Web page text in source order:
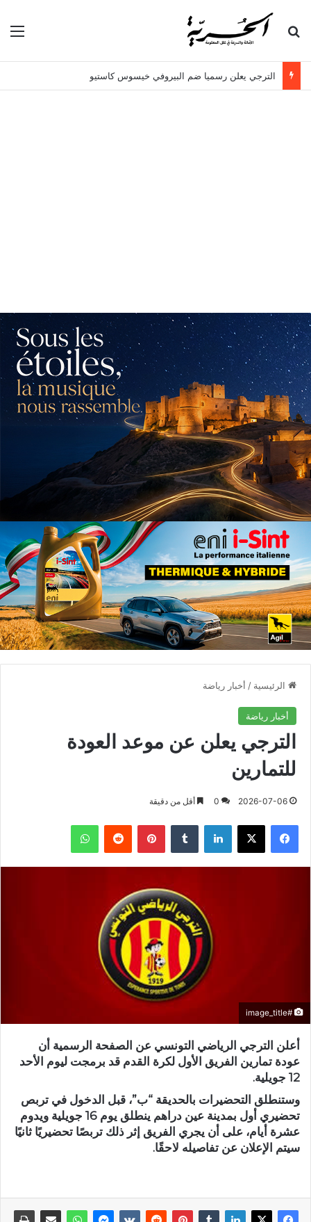
بحث عن
الترجي يعلن رسميا ضم البيروفي خيسوس كاستيو
الرئيسية / أخبار رياضة
أخبار رياضة
الترجي يعلن عن موعد العودة
للتمارين
2026-07-06
0 أقل من دقيقة
فيسبوك X لينكدإن بينتيريست واتساب
#image_title
أعلن الترجي الرياضي التونسي عن الصفحة الرسمية أن
عودة تمارين الفريق الأول لكرة القدم قد برمجت ليوم الأحد
12 جويلية.
وستنطلق التحضيرات بالحديقة “ب”، قبل الدخول في تربص
تحضيري أول بمدينة عين دراهم ينطلق يوم 16 جويلية ويدوم
عشرة أيام، على أن يجري الفريق إثر ذلك تربصًا تحضيريًا ثانيًا
سيتم الإعلان عن تفاصيله لاحقًا.